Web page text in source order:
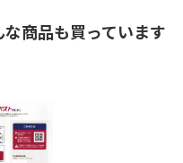
商品も買っています